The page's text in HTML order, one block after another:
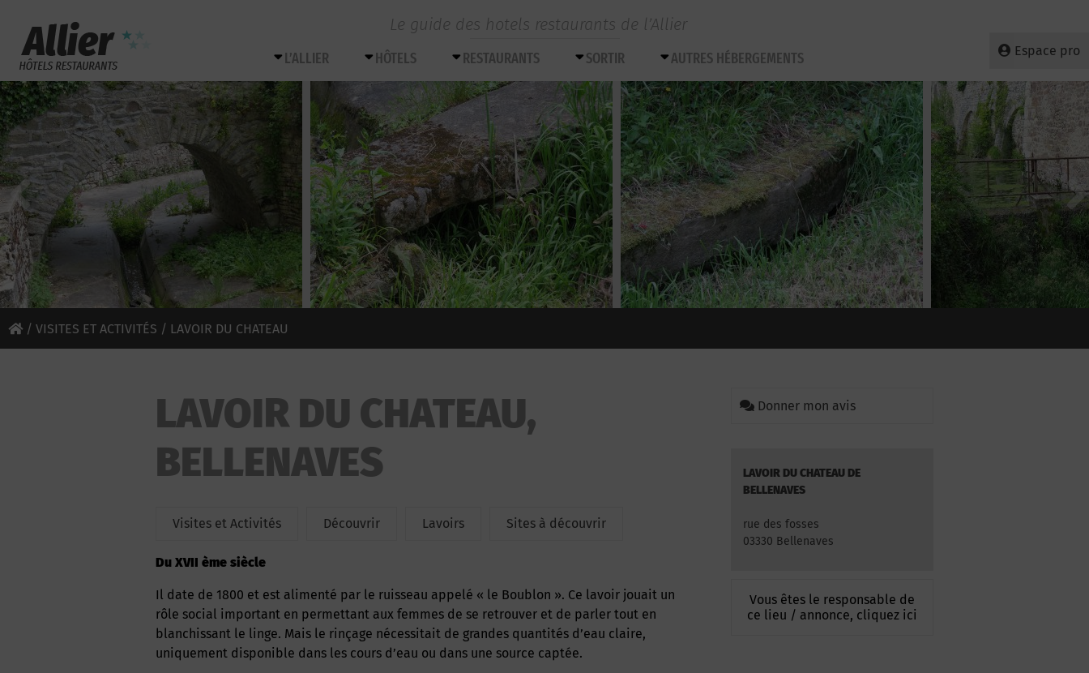
Le guide des hotels restaurants de l’Allier
Espace pro
L’ALLIER HÔTELS RESTAURANTS SORTIR AUTRES HÉBERGEMENTS
/ VISITES ET ACTIVITÉS / LAVOIR DU CHATEAU
LAVOIR DU CHATEAU,
BELLENAVES
Visites et Activités Découvrir Lavoirs Sites à découvrir
du XVII ème siècle
Il date de 1800 et est alimenté par le ruisseau appelé « le Boublon ». Ce lavoir jouait un
rôle social important en permettant aux femmes de se retrouver et de parler tout en
blanchissant le linge. Mais le rinçage nécessitait de grandes quantités d’eau claire,
uniquement disponible dans les cours d’eau ou dans une source captée.
Donner mon avis
LAVOIR DU CHATEAU DE
BELLENAVES
rue des fosses
03330 Bellenaves
Vous êtes le responsable de
ce lieu / annonce, cliquez ici